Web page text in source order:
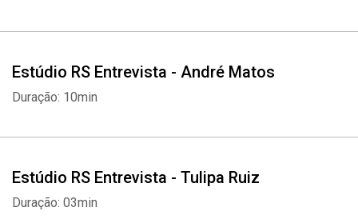
Estúdio RS Entrevista - André Matos
Duração: 10min
Estúdio RS Entrevista - Tulipa Ruiz
Duração: 03min